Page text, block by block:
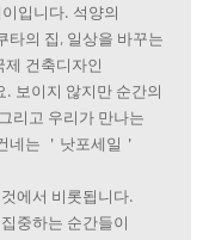
입니다. 석양의
타의 집, 일상을 바꾸는
건축디자인
. 보이지 않지만 순간의
리고 우리가 만나는
네는 ＇낫포세일＇
에서 비롯됩니다.
중하는 순간들이